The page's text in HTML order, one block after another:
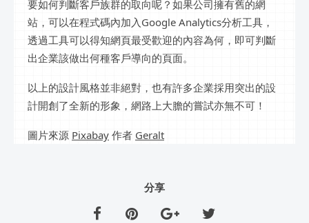
要如何判斷客戶族群的取向呢？如果公司擁有舊的網
站，可以在程式碼內加入Google Analytics分析工具，
透過工具可以得知網頁最受歡迎的內容為何，即可判斷
出企業該做出何種客戶導向的頁面。
以上的設計風格並非絕對，也有許多企業採用突出的設
計開創了全新的形象，網路上大膽的嘗試亦無不可！
圖片來源 Pixabay 作者 Geralt
分享